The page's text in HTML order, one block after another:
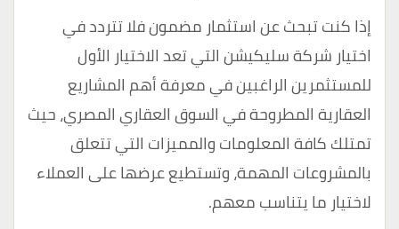
إذا كنت تبحث عن استثمار مضمون فلا تتردد في
اختيار شركة سليكيشنالتي تعد الاختيار الأول
للمستثمرين الراغبين في معرفة أهم المشاريع
العقارية المطروحة في السوق العقاري المصري، حيث
تمتلك كافة المعلومات والمميزات التي تتعلق
بالمشروعات المهمة، وتستطيع عرضها على العملاء
لاختيار ما يتناسب معهم.